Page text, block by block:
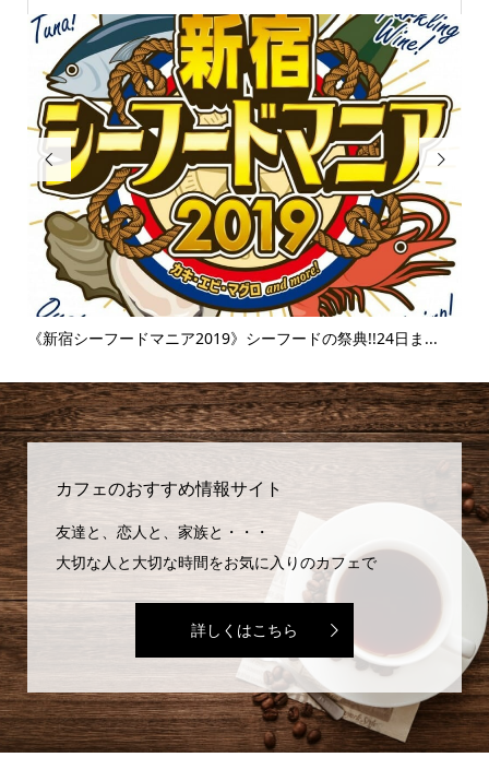

《新宿シーフードマニア2019》シーフードの祭典!!24日ま...

カフェのおすすめ情報サイト
友達と、恋人と、家族と・・・
大切な人と大切な時間をお気に入りのカフェで
詳しくはこちら